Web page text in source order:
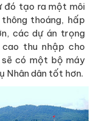
đó tạo ra một môi
thoáng, hấp
các dự án trọng
thu nhập cho
sẽ có một bộ máy
Nhân dân tốt hơn.